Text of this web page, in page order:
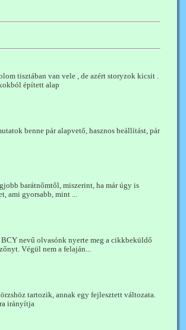
tisztában van vele , de azért storyzok kicsit .
épített alap
benne pár alapvető, hasznos beállítást, pár
barátnőmtől, miszerint, ha már úgy is
ami gyorsabb, mint ...
nevű olvasónk nyerte meg a cikkbeküldő
Végül nem a felaján...
tartozik, annak egy fejlesztett változata.
irányítja